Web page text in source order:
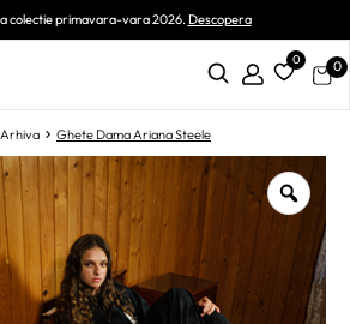
colectie primavara-vara 2026.Descopera
0 0
Arhiva Ghete Dama Ariana Steele